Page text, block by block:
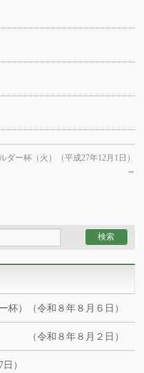
ダー杯（火）（平成27年12月1日）
→
）（令和８年８月６日）
８年８月２日）
）